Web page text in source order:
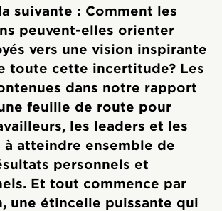
suivante : Comment les
peuvent-elles orienter
vers une vision inspirante
toute cette incertitude? Les
dans notre rapport
feuille de route pour
les leaders et les
à atteindre ensemble de
personnels et
Et tout commence par
une étincelle puissante qui